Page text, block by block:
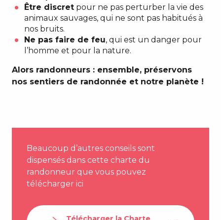
Être discretpour ne pas perturber la vie des
animaux sauvages, qui ne sont pas habitués à
nos bruits.
Ne pas faire de feu, qui est un danger pour
l’homme et pour la nature.
Alors randonneurs : ensemble, préservons
nos sentiers de randonnée et notre planète !
Beaucoup d’autres conseils sont
dispensés dans cette charte du
randonneur que vous pouvez
télécharger ici